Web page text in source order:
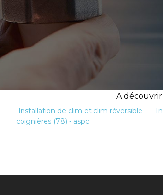
A découvrir
Installation de clim et clim réversible
coignières (78) - aspc